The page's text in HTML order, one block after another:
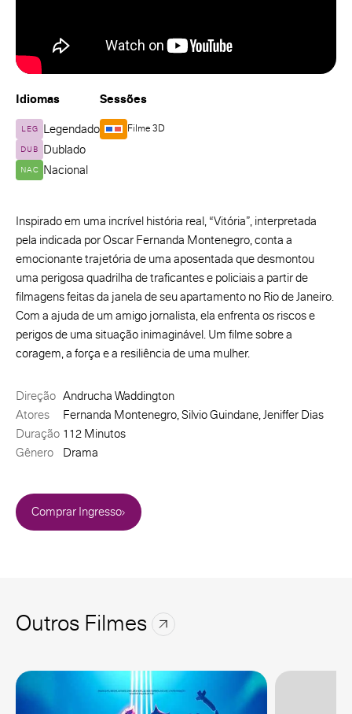
Idiomas
LEG Legendado
DUB Dublado
NAC Nacional
Sessões
Filme 3D
Inspirado em uma incrível história real, “Vitória”, interpretada
pela indicada por Oscar Fernanda Montenegro, conta a
emocionante trajetória de uma aposentada que desmontou
uma perigosa quadrilha de traficantes e policiais a partir de
filmagens feitas da janela de seu apartamento no Rio de Janeiro.
Com a ajuda de um amigo jornalista, ela enfrenta os riscos e
perigos de uma situação inimaginável. Um filme sobre a
coragem, a força e a resiliência de uma mulher.
Direção Andrucha Waddington
Atores
Fernanda Montenegro, Silvio Guindane, Jeniffer Dias
Duração 112 Minutos
Gênero
Drama
Comprar Ingresso
Outros Filmes